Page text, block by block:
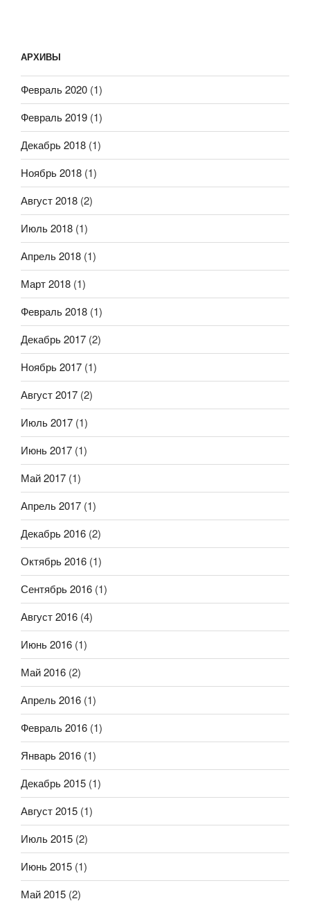
АРХИВЫ
Февраль 2020 (1)
Февраль 2019 (1)
Декабрь 2018 (1)
Ноябрь 2018 (1)
Август 2018 (2)
Июль 2018 (1)
Апрель 2018 (1)
Март 2018 (1)
Февраль 2018 (1)
Декабрь 2017 (2)
Ноябрь 2017 (1)
Август 2017 (2)
Июль 2017 (1)
Июнь 2017 (1)
Май 2017 (1)
Апрель 2017 (1)
Декабрь 2016 (2)
Октябрь 2016 (1)
Сентябрь 2016 (1)
Август 2016 (4)
Июнь 2016 (1)
Май 2016 (2)
Апрель 2016 (1)
Февраль 2016 (1)
Январь 2016 (1)
Декабрь 2015 (1)
Август 2015 (1)
Июль 2015 (2)
Июнь 2015 (1)
Май 2015 (2)